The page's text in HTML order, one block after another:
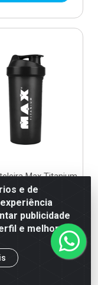
Max Titanium
700ml Supley
Código: 39083
7898994451242
seu login ou
se para
e de
publicidade
e melhorar a